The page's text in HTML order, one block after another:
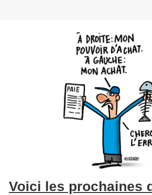
Voici les prochaines